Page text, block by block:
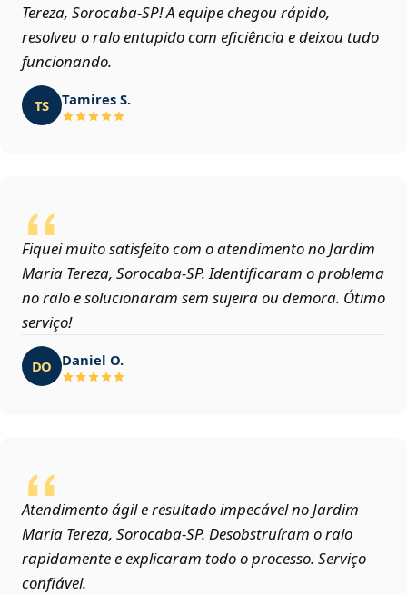
Tereza, Sorocaba‑SP! A equipe chegou rápido,
resolveu o ralo entupido com eficiência e deixou tudo
funcionando.
TS Tamires S.
Fiquei muito satisfeito com o atendimento no Jardim
Maria Tereza, Sorocaba‑SP. Identificaram o problema
no ralo e solucionaram sem sujeira ou demora. Ótimo
serviço!
DO Daniel O.
Atendimento ágil e resultado impecável no Jardim
Maria Tereza, Sorocaba‑SP. Desobstruíram o ralo
rapidamente e explicaram todo o processo. Serviço
confiável.